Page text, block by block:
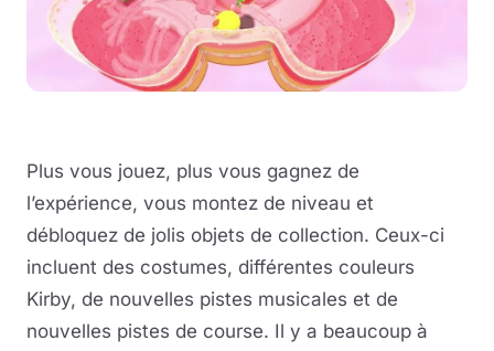
Plus vous jouez, plus vous gagnez de
l’expérience, vous montez de niveau et
débloquez de jolis objets de collection. Ceux-ci
incluent des costumes, différentes couleurs
Kirby, de nouvelles pistes musicales et de
nouvelles pistes de course. Il y a beaucoup à